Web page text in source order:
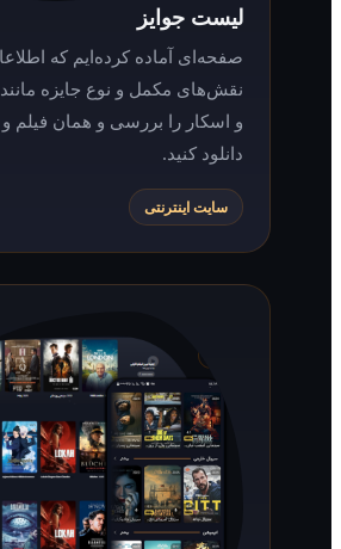
لیست جوایز
صفحه‌ای آماده کرده‌ایم که اطلاعات نامزدها،
نقش‌های مکمل و نوع جایزه مانند گلدن گلوب
و اسکار را بررسی و همان فیلم و سریال را
سایت اینترنتی